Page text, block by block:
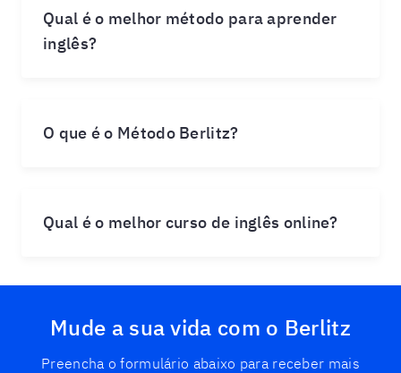
Qual é o melhor método para aprender
inglês?
O que é o Método Berlitz?
Qual é o melhor curso de inglês online?
Mude a sua vida com o Berlitz
Preencha o formulário abaixo para receber mais